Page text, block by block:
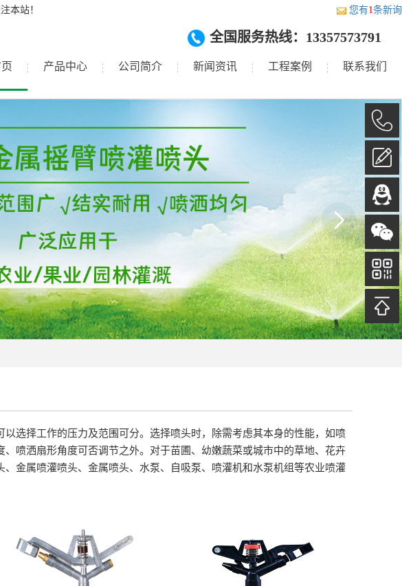
本站！ 您有1条新
产品中心 公司简介 新闻资讯 工程案例 联系我们
全国服务热线：13357573791
选择工作的压力及范围可分。选择喷头时，除需考虑其本身的性能，如喷
喷洒扇形角度可否调节之外。对于苗圃、幼嫩蔬菜或城市中的草地、花卉
金属喷灌喷头、金属喷头、水泵、自吸泵、喷灌机和水泵机组等农业喷灌